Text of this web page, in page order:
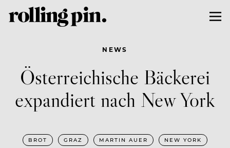
NEWS
Österreichische Bäckerei
expandiert nach New York
BROT GRAZ MARTIN AUER NEW YORK